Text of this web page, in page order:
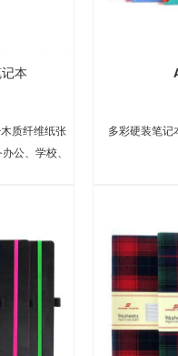
本
质纤维纸张
公、学校、
多彩硬装笔